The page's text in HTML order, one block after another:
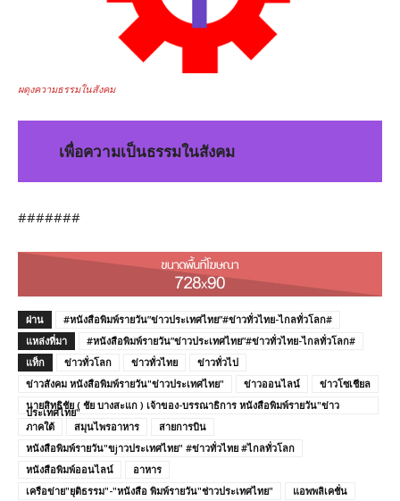
ผดุงความธรรมในสังคม
เพื่อความเป็นธรรมในสังคม
#######
ผ่าน
#หนังสือพิมพ์รายวัน”ข่าวประเทศไทย”#ข่าวทั่วไทย-ไกลทั่วโลก#
แหล่งที่มา
#หนังสือพิมพ์รายวัน”ข่าวประเทศไทย”#ข่าวทั่วไทย-ไกลทั่วโลก#
แท็ก
ข่าวทั่วโลก ข่าวทั่วไทย
ข่าวทั่วไป
ข่าวสังคม หนังสือพิมพ์รายวัน"ข่าวประเทศไทย"
ข่าวออนไลน์
ข่าวโซเชียล
นายสิทธิชัย ( ชัย บางสะแก ) เจ้าของ-บรรณาธิการ หนังสือพิมพ์รายวัน"ข่าว
ประเทศไทย"
ภาคใต้
สมุนไพรอาหาร
สายการบิน
หนังสือพิมพ์รายวัน"ขjาวประเทศไทย" #ข่าวทั่วไทย #ไกลทั่วโลก
หนังสือพิมพ์ออนไลน์
อาหาร
เครือข่าย"ยุติธรรม"-"หนังสือ พิมพ์รายวัน"ช่าวประเทศไทย"
แอพพลิเคชั่น